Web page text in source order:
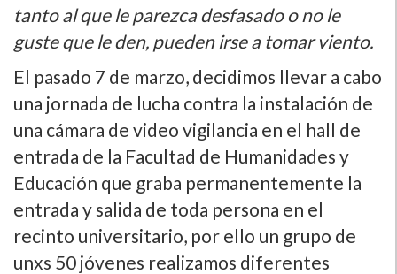
tanto al que le parezca desfasado o no le
guste que le den, pueden irse a tomar viento.
El pasado 7 de marzo, decidimos llevar a cabo
una jornada de lucha contra la instalación de
una cámara de video vigilancia en el hall de
entrada de la Facultad de Humanidades y
Educación que graba permanentemente la
entrada y salida de toda persona en el
recinto universitario, por ello un grupo de
unxs 50 jóvenes realizamos diferentes